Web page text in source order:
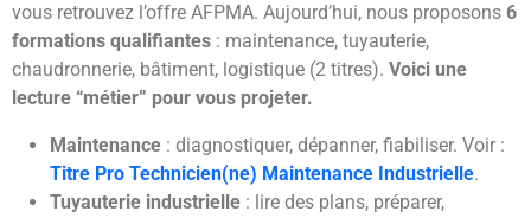
vous retrouvez l’offre AFPMA. Aujourd’hui, nous proposons 6
formations qualifiantes : maintenance, tuyauterie,
chaudronnerie, bâtiment, logistique (2 titres). Voici une
lecture “métier” pour vous projeter.
Maintenance : diagnostiquer, dépanner, fiabiliser. Voir :
Titre Pro Technicien(ne) Maintenance Industrielle.
Tuyauterie industrielle : lire des plans, préparer,